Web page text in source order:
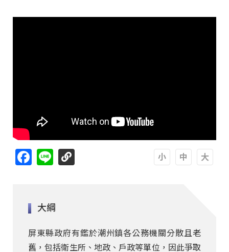
Facebook
Line
大綱
屏東縣政府有鑑於潮州鎮各公務機關分散且老
舊，包括衛生所、地政、戶政等單位，因此爭取